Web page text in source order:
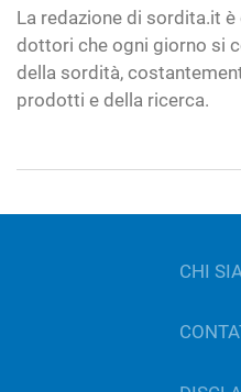
La redazione di sordita.it
dottori che ogni giorno si
della sordità,
prodotti e della ricerca.
CHI